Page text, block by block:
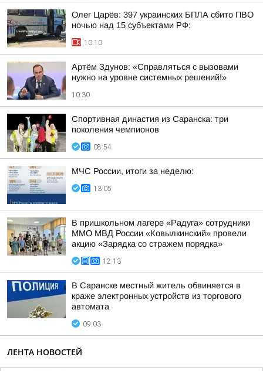
Олег Царёв: 397 украинских БПЛА сбито ПВО
ночью над 15 субъектами РФ:
10:10
Артём Здунов: «Справляться с вызовами
нужно на уровне системных решений!»
10:30
Спортивная династия из Саранска: три
поколения чемпионов
08:54
МЧС России, итоги за неделю:
13:05
В пришкольном лагере «Радуга» сотрудники
ММО МВД России «Ковылкинский» провели
акцию «Зарядка со стражем порядка»
12:13
В Саранске местный житель обвиняется в
краже электронных устройств из торгового
автомата
09:03
ЛЕНТА НОВОСТЕЙ